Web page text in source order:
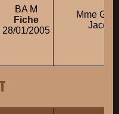
BA M
Fiche
28/01/2005
Mme